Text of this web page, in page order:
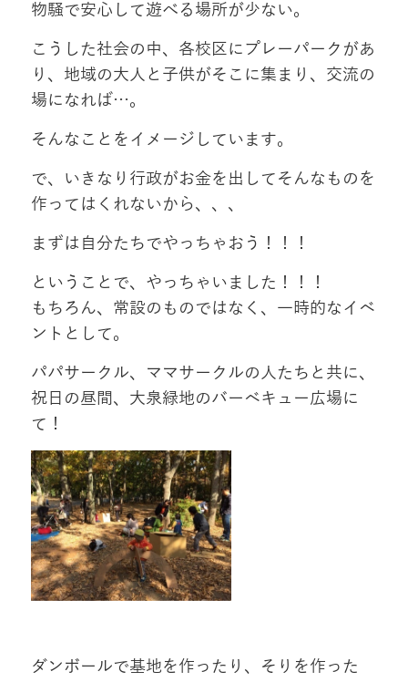
物騒で安心して遊べる場所が少ない。
こうした社会の中、各校区にプレーパークがあ
り、地域の大人と子供がそこに集まり、交流の
場になれば…。
そんなことをイメージしています。
で、いきなり行政がお金を出してそんなものを
作ってはくれないから、、、
まずは自分たちでやっちゃおう！！！
ということで、やっちゃいました！！！
もちろん、常設のものではなく、一時的なイベ
ントとして。
パパサークル、ママサークルの人たちと共に、
祝日の昼間、大泉緑地のバーベキュー広場に
て！
ダンボールで基地を作ったり、そりを作った